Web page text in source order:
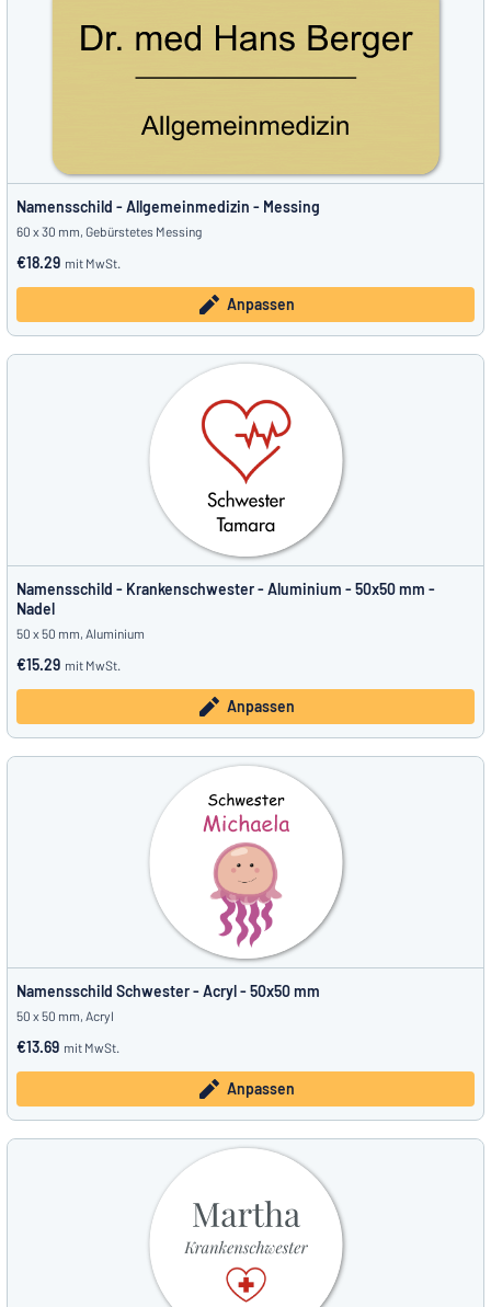
Namensschild - Allgemeinmedizin - Messing
60 x 30 mm, Gebürstetes Messing
€18.29 mit MwSt.
Anpassen
Namensschild - Krankenschwester - Aluminium - 50x50 mm -
Nadel
50 x 50 mm, Aluminium
€15.29 mit MwSt.
Anpassen
Namensschild Schwester - Acryl - 50x50 mm
50 x 50 mm, Acryl
€13.69 mit MwSt.
Anpassen